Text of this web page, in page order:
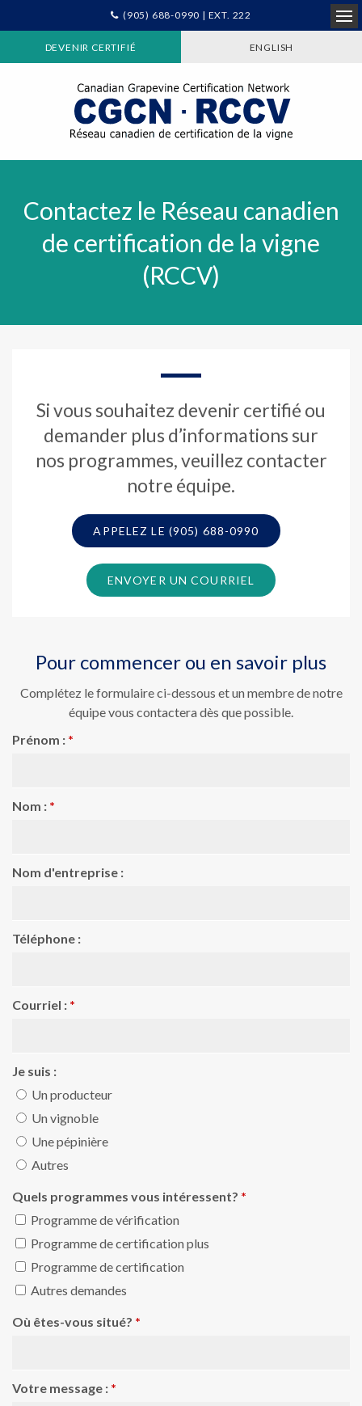
(905) 688-0990 | EXT. 222
DEVENIR CERTIFIÉ ENGLISH
Contactez le Réseau canadien
de certification de la vigne
(RCCV)
Si vous souhaitez devenir certifié ou
demander plus d’informations sur
nos programmes, veuillez contacter
notre équipe.
(905) 688-0990
ENVOYER UN COURRIEL
Pour commencer ou en savoir plus
Complétez le formulaire ci-dessous et un membre de notre
équipe vous contactera dès que possible.
Prénom : *
Nom : *
Nom d'entreprise :
Téléphone :
Courriel : *
Je suis :
Un producteur
Un vignoble
Une pépinière
Autres
Quels programmes vous intéressent? *
Programme de vérification
Programme de certification plus
Programme de certification
Autres demandes
Où êtes-vous situé? *
Votre message : *